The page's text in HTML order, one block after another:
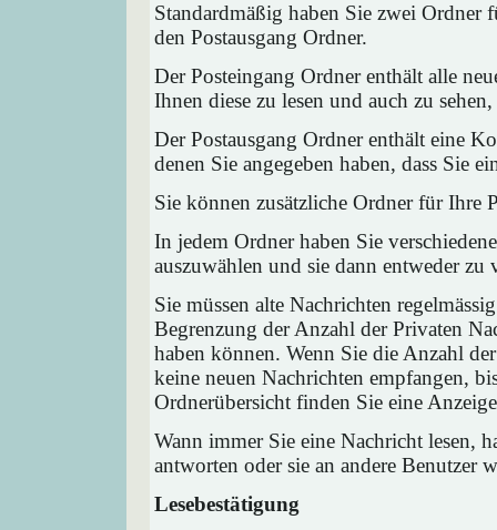
Standardmäßig haben Sie zwei Ordner
den Postausgang Ordner.
Der Posteingang Ordner enthält alle
Ihnen diese zu lesen und auch zu
Der Postausgang Ordner enthält eine
denen Sie angegeben haben, dass Sie
Sie können zusätzliche Ordner für Ihre
In jedem Ordner haben Sie
auszuwählen und sie dann entweder
Sie müssen alte Nachrichten
Begrenzung der Anzahl der Privaten
haben können. Wenn Sie die Anzahl
keine neuen Nachrichten empfangen,
Ordnerübersicht finden Sie eine
Wann immer Sie eine Nachricht lesen,
antworten oder sie an andere Benutzer
Lesebestätigung